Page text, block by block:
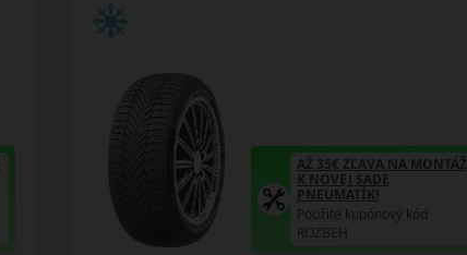
AŽ 35€ ZĽAVA NA MONTÁŽ
K NOVEJ SADE
PNEUMATÍK!
Použite kupónový kód
ROZBEH